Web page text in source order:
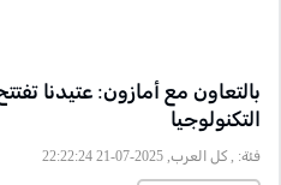
بالتعاون مع أمازون: عتيدنا
التكنولوجيا
فئة: , كل العرب, 2025-07-21 22:22:24